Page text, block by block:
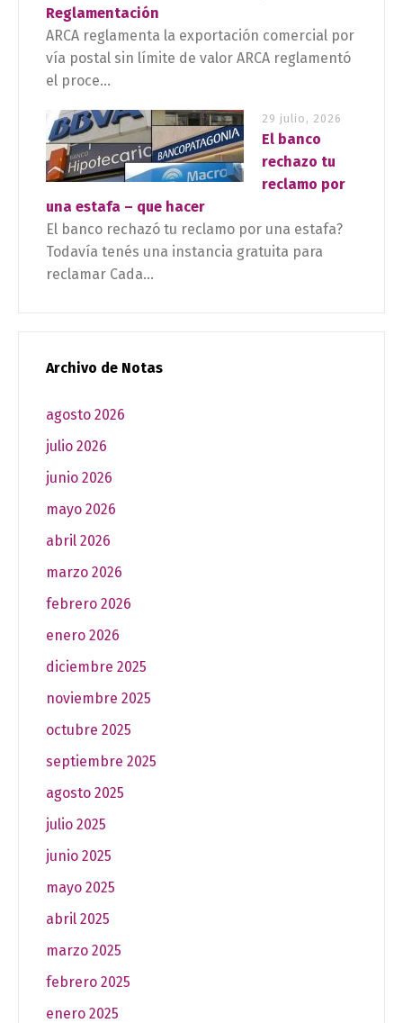
Reglamentación
ARCA reglamenta la exportación comercial por
vía postal sin límite de valor ARCA reglamentó
el proce...
29 julio, 2026
El banco
rechazo tu
reclamo por
una estafa – que hacer
El banco rechazó tu reclamo por una estafa?
Todavía tenés una instancia gratuita para
reclamar Cada...
Archivo de Notas
agosto 2026
julio 2026
junio 2026
mayo 2026
abril 2026
marzo 2026
febrero 2026
enero 2026
diciembre 2025
noviembre 2025
octubre 2025
septiembre 2025
agosto 2025
julio 2025
junio 2025
mayo 2025
abril 2025
marzo 2025
febrero 2025
enero 2025